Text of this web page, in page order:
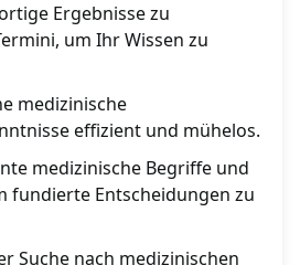
Ergebnisse zu
um Ihr Wissen zu
medizinische
effizient und mühelos.
medizinische Begriffe und
fundierte Entscheidungen zu
Suche nach medizinischen